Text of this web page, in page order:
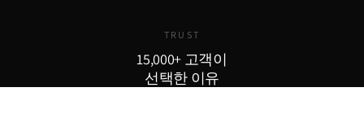
TRUST
15,000+ 고객이
선택한 이유